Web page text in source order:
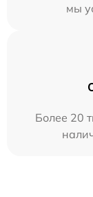
мы
Более 20